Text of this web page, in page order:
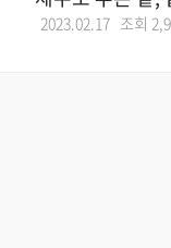
2023.02.17 조회